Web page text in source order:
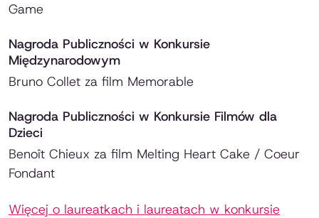
Game
Nagroda Publiczności w Konkursie
Międzynarodowym
Bruno Collet za film Memorable
Nagroda Publiczności w Konkursie Filmów dla
Dzieci
Benoît Chieux za film Melting Heart Cake / Coeur
Fondant
Więcej o laureatkach i laureatach w konkursie